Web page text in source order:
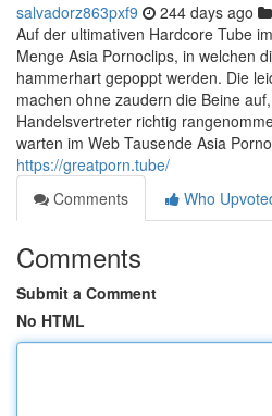
salvadorz863pxf9 244 days ago
Auf der ultimativen Hardcore Tube
Menge Asia Pornoclips, in welchen
hammerhart gepoppt werden. Die
machen ohne zaudern die Beine
Handelsvertreter richtig
warten im Web Tausende Asia
https://greatporn.tube/
Comments
Who
Comments
Submit a Comment
No HTML